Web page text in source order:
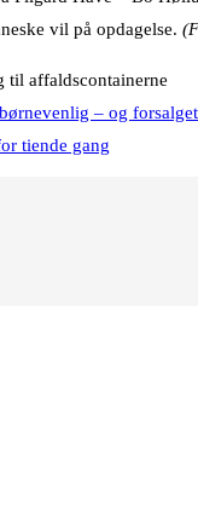
vil på opdagelse.
– og
tiende gang